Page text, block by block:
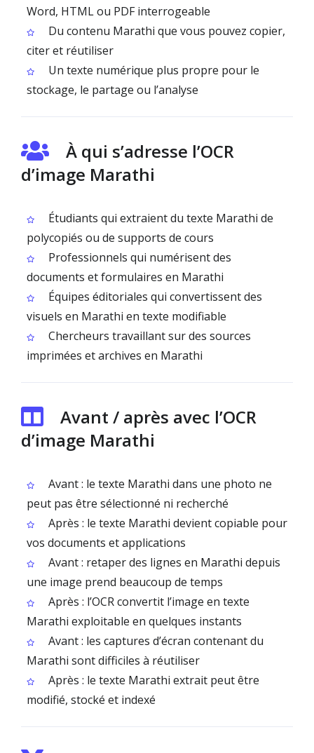
Word, HTML ou PDF interrogeable
Du contenu Marathi que vous pouvez copier,
citer et réutiliser
Un texte numérique plus propre pour le
stockage, le partage ou l’analyse
À qui s’adresse l’OCR
d’image Marathi
Étudiants qui extraient du texte Marathi de
polycopiés ou de supports de cours
Professionnels qui numérisent des
documents et formulaires en Marathi
Équipes éditoriales qui convertissent des
visuels en Marathi en texte modifiable
Chercheurs travaillant sur des sources
imprimées et archives en Marathi
Avant / après avec l’OCR
d’image Marathi
Avant : le texte Marathi dans une photo ne
peut pas être sélectionné ni recherché
Après : le texte Marathi devient copiable pour
vos documents et applications
Avant : retaper des lignes en Marathi depuis
une image prend beaucoup de temps
Après : l’OCR convertit l’image en texte
Marathi exploitable en quelques instants
Avant : les captures d’écran contenant du
Marathi sont difficiles à réutiliser
Après : le texte Marathi extrait peut être
modifié, stocké et indexé